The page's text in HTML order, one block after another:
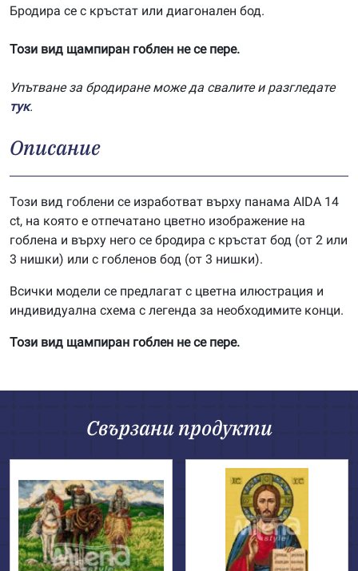
Бродира се с кръстат или диагонален бод.
Този вид щампиран гоблен не се пере.
Упътване за бродиране може да свалите и разгледате
тук.
Описание
Този вид гоблени се изработват върху панама AIDA 14
ct, на която е отпечатано цветно изображение на
гоблена и върху него се бродира с кръстат бод (от 2 или
3 нишки) или с гобленов бод (от 3 нишки).
Всички модели се предлагат с цветна илюстрация и
индивидуална схема с легенда за необходимите конци.
Този вид щампиран гоблен не се пере.
Свързани продукти